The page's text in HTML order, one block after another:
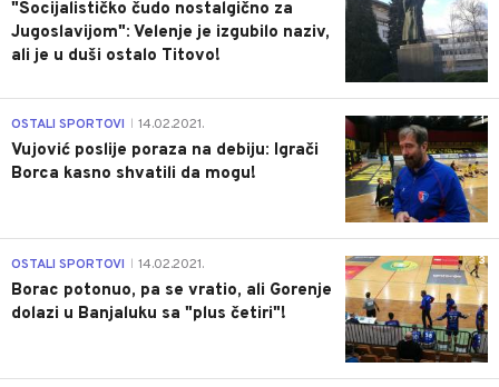
"Socijalističko čudo nostalgično za
Jugoslavijom": Velenje je izgubilo naziv,
ali je u duši ostalo Titovo!
1
OSTALI SPORTOVI 14.02.2021.
Vujović poslije poraza na debiju: Igrači
Borca kasno shvatili da mogu!
3
OSTALI SPORTOVI 14.02.2021.
Borac potonuo, pa se vratio, ali Gorenje
dolazi u Banjaluku sa "plus četiri"!